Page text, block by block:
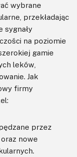
wybrane
przekładając
sygnały
na poziomie
gamie
leków,
Jak
firmy
przez
nowe